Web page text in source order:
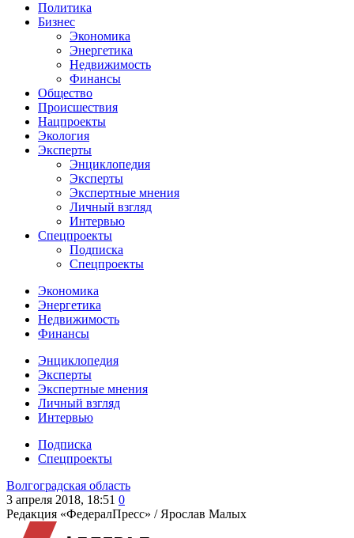
Политика
Бизнес
Экономика
Энергетика
Недвижимость
Финансы
Общество
Происшествия
Нацпроекты
Экология
Эксперты
Энциклопедия
Эксперты
Экспертные мнения
Личный взгляд
Интервью
Спецпроекты
Подписка
Спецпроекты
Экономика
Энергетика
Недвижимость
Финансы
Энциклопедия
Эксперты
Экспертные мнения
Личный взгляд
Интервью
Подписка
Спецпроекты
Волгоградская область
3 апреля 2018, 18:51 0
Редакция «ФедералПресс» / Ярослав Малых